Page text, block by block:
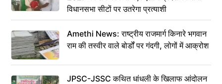
विधानसभा सीटों पर उतरेगा प्रत्याशी
Amethi News: राष्ट्रीय राजमार्ग किनारे भगवान
राम की तस्वीर वाले बोर्डों पर गंदगी, लोगों में आक्रोश
JPSC-JSSC कथित धांधली के खिलाफ आंदोलन